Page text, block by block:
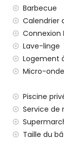
de la
Barbecue
Calendrier
Connexion
Lave-linge
Logement
Micro-
Piscine
Service de
Taille du